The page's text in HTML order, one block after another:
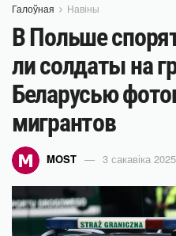
Галоўная Навіны
В Польше
ли солдаты на
Беларусью
мигрантов
MOST 3 сакавіка